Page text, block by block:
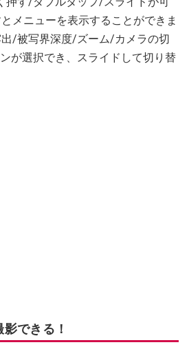
メニューを表示することができま
/被写界深度/ズーム/カメラの切
が選択でき、スライドして切り替
できる！